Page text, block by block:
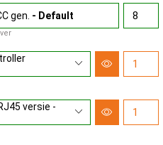
gen. - Default
versie -